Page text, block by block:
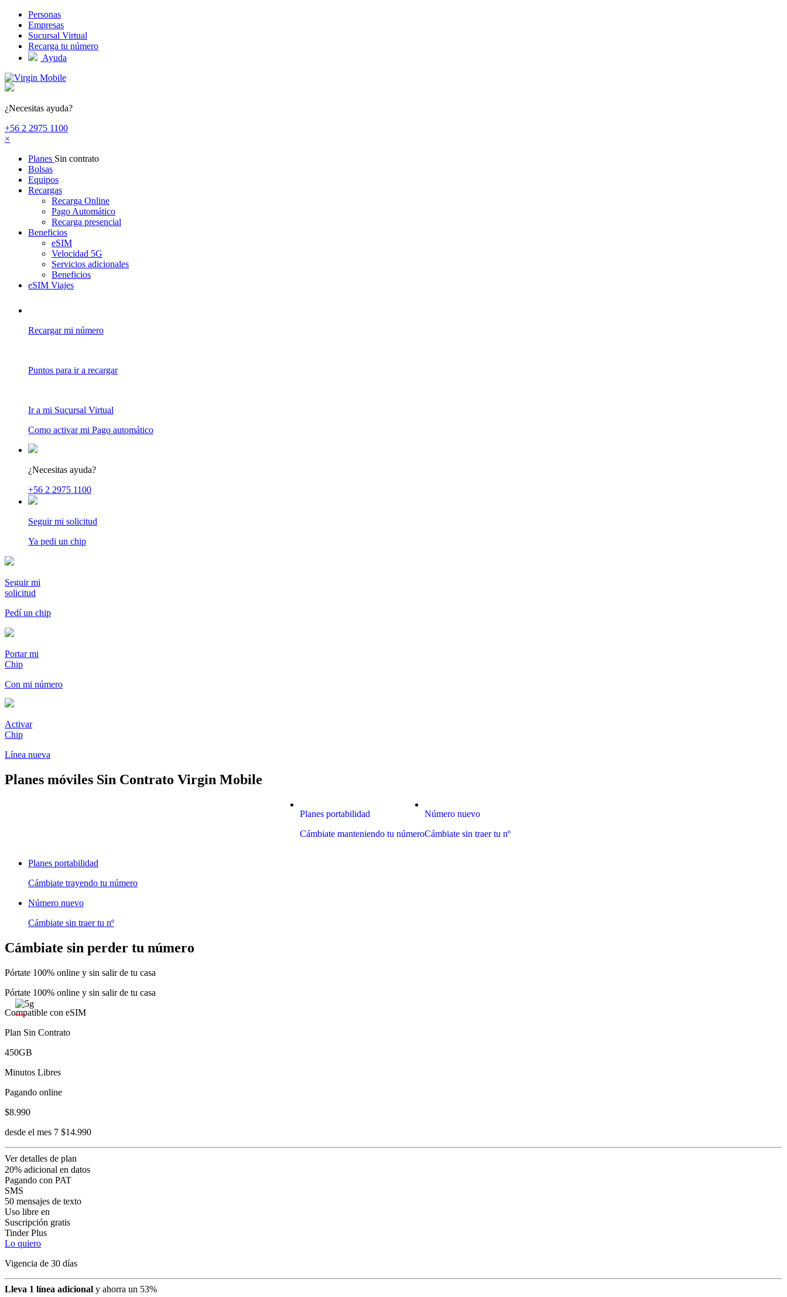
Pasar al contenido principal
Personas
Empresas
Sucursal Virtual
Recarga tu número
Ayuda
¿Necesitas ayuda?
+56 2 2975 1100
×
Planes Sin contrato
Bolsas
Equipos
Recargas
Recarga Online
Pago Automático
Recarga presencial
Beneficios
eSIM
Velocidad 5G
Servicios adicionales
Beneficios
eSIM Viajes
Recargar mi número
Puntos para ir a recargar
Ir a mi Sucursal Virtual
Como activar mi Pago automático
¿Necesitas ayuda?
+56 2 2975 1100
Seguir mi solicitud
Ya pedi un chip
Seguir mi
solicitud
Pedí un chip
Portar mi
Chip
Con mi número
Activar
Chip
Línea nueva
Planes móviles Sin Contrato Virgin Mobile
Planes portabilidad
Cámbiate manteniendo tu número
Número nuevo
Cámbiate sin traer tu nº
Planes portabilidad
Cámbiate trayendo tu número
Número nuevo
Cámbiate sin traer tu nº
Cámbiate sin perder tu número
Pórtate 100% online y sin salir de tu casa
Pórtate 100% online y sin salir de tu casa
Compatible con eSIM
Plan Sin Contrato
450GB
Minutos Libres
Pagando online
$8.990
desde el mes 7 $14.990
Ver detalles de plan
20% adicional en datos
Pagando con PAT
SMS
50 mensajes de texto
Uso libre en
Suscripción gratis
Tinder Plus
Lo quiero
Vigencia de 30 días
Lleva 1 línea adicional y ahorra un 53%